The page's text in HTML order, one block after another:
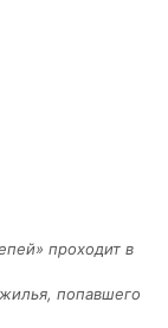
проходит в
попавшего